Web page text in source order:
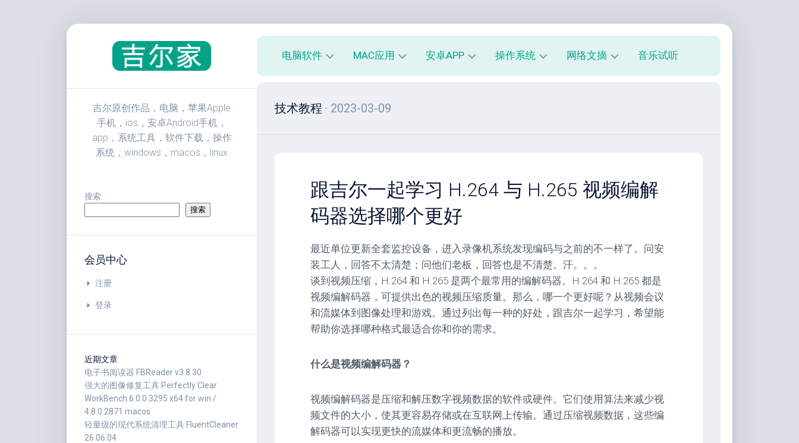
吉尔原创作品，电脑，苹果Apple
手机，ios，安卓Android手机，
app，系统工具，软件下载，操作
系统，windows，macos，linux
搜索
搜索
会员中心
注册
登录
近期文章
电子书阅读器 FBReader v3.8.30
强大的图像修复工具 Perfectly Clear
WorkBench 6.0.0.3295 x64 for win /
4.8.0.2871 macos
轻量级的现代系统清理工具 FluentCleaner
26.06.04
电脑软件
公
MAC应用
办
系
统
工
具
影
音
图
像
mac
驱
动
具
网
络
工
具
安卓APP
安
卓
系
统
安
卓
音
图
像
工
具
安
操作系统
工
具
网络文摘
欣
赏
音乐试听
技术教程 · 2023-03-09
跟吉尔一起学习 H.264 与 H.265 视频编解
码器选择哪个更好
最近单位更新全套监控设备，进入录像机系统发现编码与之前的不一样了。问安
装工人，回答不太清楚；问他们老板，回答也是不清楚。汗。。。
谈到视频压缩，H.264 和 H.265 是两个最常用的编解码器。H.264 和 H.265 都是
视频编解码器，可提供出色的视频压缩质量。那么，哪一个更好呢？从视频会议
和流媒体到图像处理和游戏。通过列出每一种的好处，跟吉尔一起学习，希望能
帮助你选择哪种格式最适合你和你的需求。
什么是视频编解码器？
视频编解码器是压缩和解压数字视频数据的软件或硬件。它们使用算法来减少视
频文件的大小，使其更容易存储或在互联网上传输。通过压缩视频数据，这些编
解码器可以实现更快的流媒体和更流畅的播放。